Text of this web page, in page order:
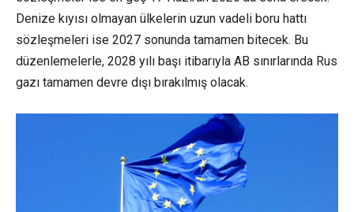
Denize kıyısı olmayan ülkelerin uzun vadeli boru hattı
sözleşmeleri ise 2027 sonunda tamamen bitecek. Bu
düzenlemelerle, 2028 yılı başı itibarıyla AB sınırlarında Rus
gazı tamamen devre dışı bırakılmış olacak.